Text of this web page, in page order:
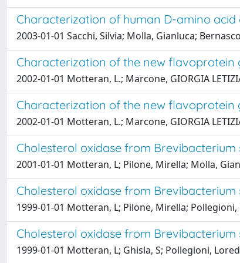
Characterization of human D-amino
2003-01-01 Sacchi, Silvia; Molla, Gianluca;
Characterization of the new flavoprotein
2002-01-01 Motteran, L.; Marcone, GIORGIA
Characterization of the new flavoprotein
2002-01-01 Motteran, L.; Marcone, GIORGIA
Cholesterol oxidase from
2001-01-01 Motteran, L; Pilone, Mirella; Molla,
Cholesterol oxidase from
1999-01-01 Motteran, L; Pilone, Mirella; Pollegioni,
Cholesterol oxidase from
1999-01-01 Motteran, L; Ghisla, S; Pollegioni,